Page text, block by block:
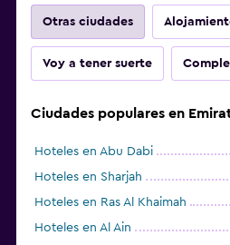
Otras ciudades
Voy a tener suerte
Ciudades populares en
Hoteles en Abu Dabi
Hoteles en Sharjah
Hoteles en Ras Al Khaimah
Hoteles en Al Ain